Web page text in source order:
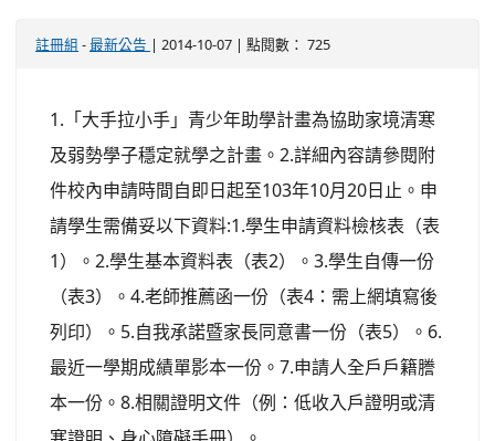
註冊組 - 最新公告 | 2014-10-07 | 點閱數： 725
1.「大手拉小手」青少年助學計畫為協助家境清寒
及弱勢學子穩定就學之計畫。2.詳細內容請參閱附
件校內申請時間自即日起至103年10月20日止。申
請學生需備妥以下資料:1.學生申請資料檢核表（表
1）。2.學生基本資料表（表2）。3.學生自傳一份
（表3）。4.老師推薦函一份（表4：需上網填寫後
列印）。5.自我承諾暨家長同意書一份（表5）。6.
最近一學期成績單影本一份。7.申請人全戶戶籍謄
本一份。8.相關證明文件（例：低收入戶證明或清